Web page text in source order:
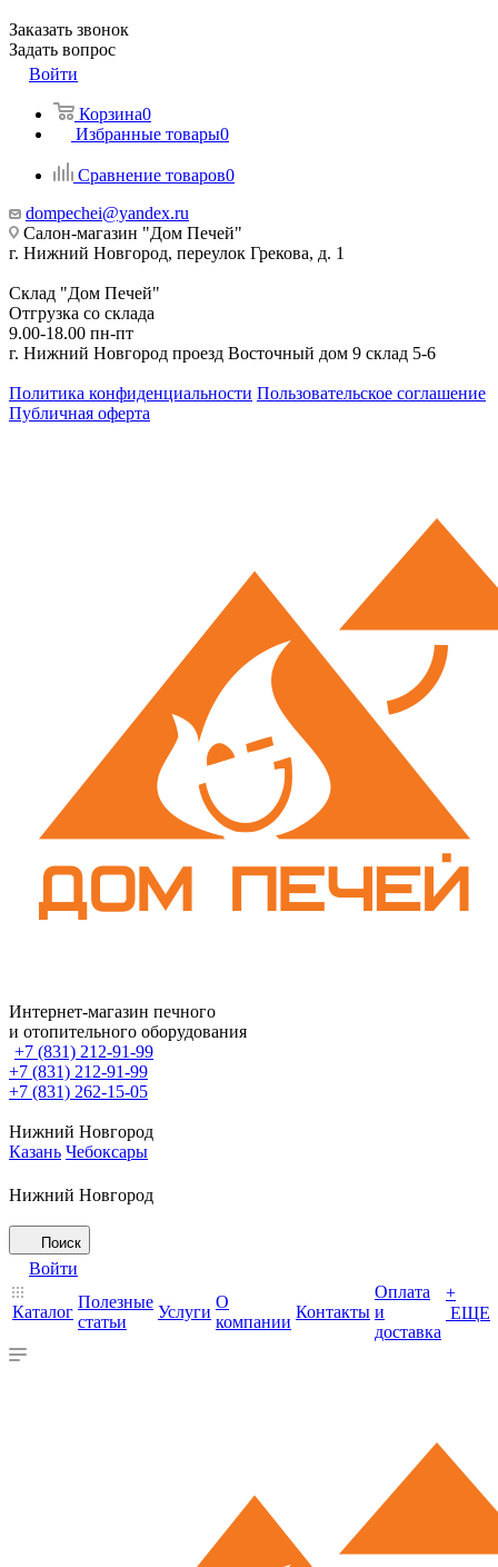
Заказать звонок
Задать вопрос
Войти
Корзина0
Избранные товары0
Сравнение товаров0
dompechei@yandex.ru
Салон-магазин "Дом Печей"
г. Нижний Новгород, переулок Грекова, д. 1
Склад "Дом Печей"
Отгрузка со склада
9.00-18.00 пн-пт
г. Нижний Новгород проезд Восточный дом 9 склад 5-6
Политика конфиденциальности Пользовательское соглашение
Публичная оферта
Интернет-магазин печного
и отопительного оборудования
+7 (831) 212-91-99
+7 (831) 212-91-99
+7 (831) 262-15-05
Нижний Новгород
Казань Чебоксары
Нижний Новгород
Поиск
Войти
Каталог
Полезные
статьи
Услуги
О
компании
Контакты
Оплата
и
доставка
+
ЕЩЕ